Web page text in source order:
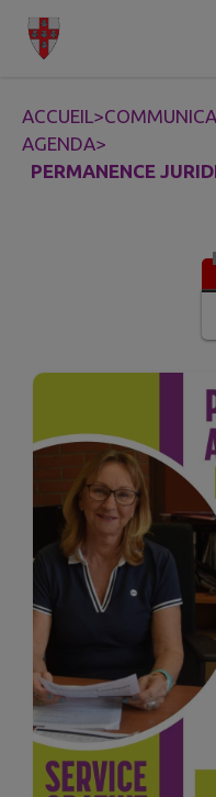
Contenu
ACCUEIL>
AGENDA>
PERMANENCE